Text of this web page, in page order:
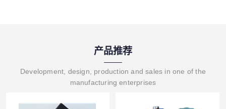
产品推荐
Development, design, production and sales in one of the
manufacturing enterprises